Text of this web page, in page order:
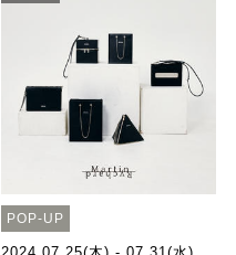
POP-UP